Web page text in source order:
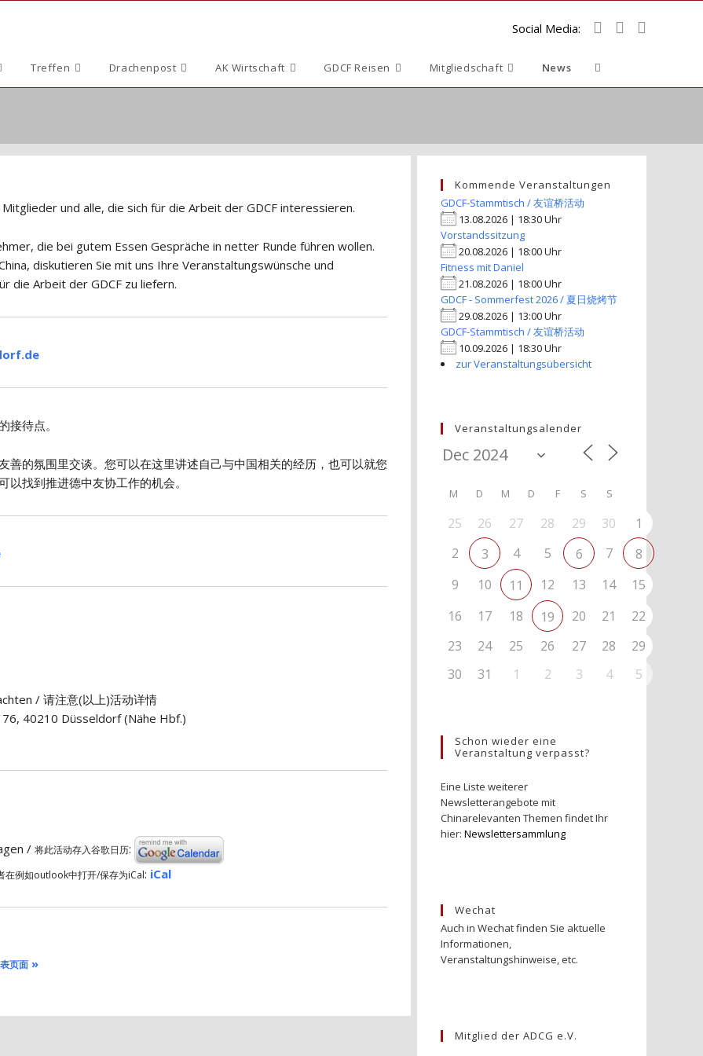
Social Media:
Treffen Drachenpost AK Wirtschaft GDCF Reisen Mitgliedschaft News Website-
umschalten
und alle, die sich für die Arbeit der GDCF interessieren.
die bei gutem Essen Gespräche in netter Runde führen wollen.
diskutieren Sie mit uns Ihre Veranstaltungswünsche und
die Arbeit der GDCF zu liefern.
待点。
善的氛围里交谈。您可以在这里讲述自己与中国相关的经历，也可以就您
找到推进德中友协工作的机会。
/ 请注意(以上)活动详情
40210 Düsseldorf (Nähe Hbf.)
/ 将此活动存入谷歌日历:
在例如outlook中打开/保存为iCal: iCal
页面 »
Kommende Veranstaltungen
GDCF-Stammtisch / 友谊桥活动
13.08.2026 | 18:30 Uhr
Vorstandssitzung
20.08.2026 | 18:00 Uhr
Fitness mit Daniel
21.08.2026 | 18:00 Uhr
GDCF - Sommerfest 2026 / 夏日烧烤节
29.08.2026 | 13:00 Uhr
GDCF-Stammtisch / 友谊桥活动
10.09.2026 | 18:30 Uhr
zur Veranstaltungsübersicht
Veranstaltungsalender
M D M D F S S
25 26 27 28 29 30
1
2
3 4 5 6 7
8
9
10 11 12 13 14
15
16
17 18 19 20 21
22
23
24 25 26 27 28
29
30
31 1 2 3 4 5
Schon wieder eine
Veranstaltung verpasst?
Eine Liste weiterer
Newsletterangebote mit
Chinarelevanten Themen findet Ihr
hier: Newslettersammlung
Wechat
Auch in Wechat finden Sie aktuelle
Informationen,
Veranstaltungshinweise, etc.
Mitglied der ADCG e.V.